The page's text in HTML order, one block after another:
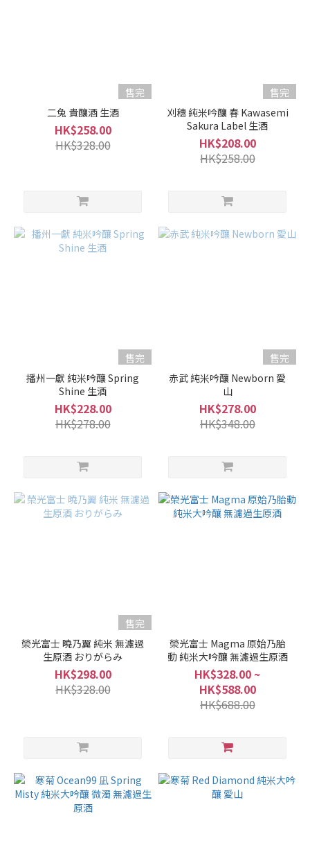
售完
二兔 貴釀酒 生酒
HK$258.00
HK$328.00
售完
刈穗 純米吟釀 春 Kawasemi
Sakura Label 生酒
HK$208.00
HK$258.00
售完
播州一獻 純米吟釀 Spring
Shine 生酒
HK$228.00
HK$278.00
售完
赤武 純米吟釀 Newborn 愛
山
HK$278.00
HK$348.00
售完
榮光富士 曉乃翼 純米 無濾過
生原酒 おりがらみ
HK$298.00
HK$328.00
榮光富士 Magma 原始乃胎
動 純米大吟釀 無濾過生原酒
HK$328.00 ~
HK$588.00
HK$688.00